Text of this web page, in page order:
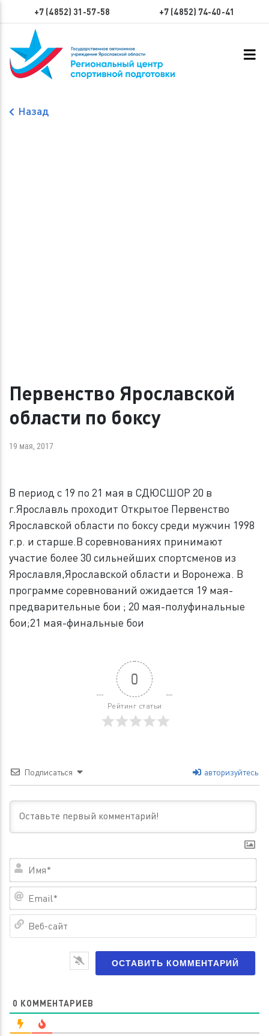
+7 (4852) 31-57-58 +7 (4852) 74-40-41
Назад
Первенство Ярославской
области по боксу
19 мая, 2017
В период с 19 по 21 мая в СДЮСШОР 20 в
г.Ярославль проходит Открытое Первенство
Ярославской области по боксу среди мужчин 1998
г.р. и старше.В соревнованиях принимают
участие более 30 сильнейших спортсменов из
Ярославля,Ярославской области и Воронежа. В
программе соревнований ожидается 19 мая-
предварительные бои ; 20 мая-полуфинальные
бои;21 мая-финальные бои
0
Рейтинг статьи
Подписаться авторизуйтесь
0 КОММЕНТАРИЕВ